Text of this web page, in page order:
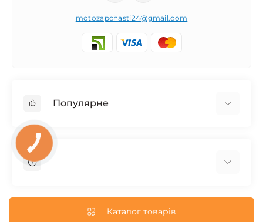
motozapchasti24@gmail.com
Популярне
Запчасти на мотоцикл Урал / МТ Днепр / К-750
Запчасти на мотоцикл Иж Юпитер / Планета
Запчасти на мотоцикл Ява
Запчасти на мотоцикл Восход
Запчасти на Дельту / Delta
Доставка и Оплата
Каталог товарів
КНОПКА
ЗВ'ЯЗКУ